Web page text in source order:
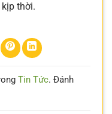
thời.
Tin Tức. Đánh